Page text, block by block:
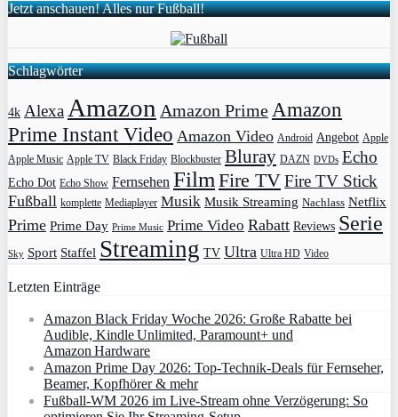
Jetzt anschauen! Alles nur Fußball!
Schlagwörter
4k Alexa Amazon Amazon PrimeAmazon
Prime Instant Video Amazon Video Android Angebot Apple
Apple Music Apple TV Black Friday Blockbuster Bluray DAZN DVDs Echo
Echo Dot Echo Show Fernsehen Film Fire TVFire TV Stick
Fußball komplette Mediaplayer Musik Musik Streaming Nachlass Netflix
Prime Prime Day Prime Music Prime Video Rabatt Reviews Serie
Sky Sport Staffel Streaming TV Ultra Ultra HD Video
Letzten Einträge
Amazon Black Friday Woche 2026: Große Rabatte bei
Audible, Kindle Unlimited, Paramount+ und
Amazon Hardware
Amazon Prime Day 2026: Top-Technik-Deals für Fernseher,
Beamer, Kopfhörer & mehr
Fußball-WM 2026 im Live-Stream ohne Verzögerung: So